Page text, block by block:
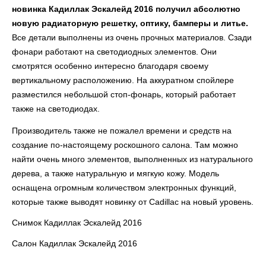
новинка Кадиллак Эскалейд 2016 получил абсолютно
новую радиаторную решетку, оптику, бамперы и литье.
Все детали выполнены из очень прочных материалов. Сзади
фонари работают на светодиодных элементов. Они
смотрятся особенно интересно благодаря своему
вертикальному расположению. На аккуратном спойлере
разместился небольшой стоп-фонарь, который работает
также на светодиодах.
Производитель также не пожалел времени и средств на
создание по-настоящему роскошного салона. Там можно
найти очень много элементов, выполненных из натурального
дерева, а также натуральную и мягкую кожу. Модель
оснащена огромным количеством электронных функций,
которые также выводят новинку от Cadillac на новый уровень.
Снимок Кадиллак Эскалейд 2016
Салон Кадиллак Эскалейд 2016